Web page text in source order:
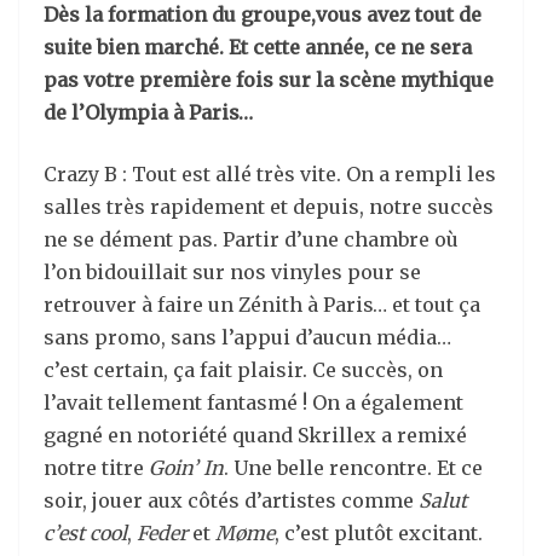
Dès la formation du groupe,vous avez tout de
suite bien marché. Et cette année, ce ne sera
pas votre première fois sur la scène mythique
de l’Olympia à Paris…
Crazy B : Tout est allé très vite. On a rempli les
salles très rapidement et depuis, notre succès
ne se dément pas. Partir d’une chambre où
l’on bidouillait sur nos vinyles pour se
retrouver à faire un Zénith à Paris… et tout ça
sans promo, sans l’appui d’aucun média…
c’est certain, ça fait plaisir. Ce succès, on
l’avait tellement fantasmé ! On a également
gagné en notoriété quand Skrillex a remixé
notre titre Goin’ In. Une belle rencontre. Et ce
soir, jouer aux côtés d’artistes comme Salut
c’est cool, Federet Møme, c’est plutôt excitant.